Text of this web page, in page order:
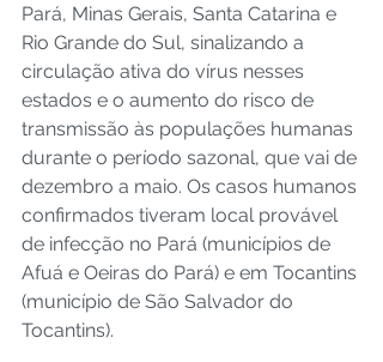
Pará, Minas Gerais, Santa Catarina e
Rio Grande do Sul, sinalizando a
circulação ativa do vírus nesses
estados e o aumento do risco de
transmissão às populações humanas
durante o período sazonal, que vai de
dezembro a maio. Os casos humanos
confirmados tiveram local provável
de infecção no Pará (municípios de
Afuá e Oeiras do Pará) e em Tocantins
(município de São Salvador do
Tocantins).